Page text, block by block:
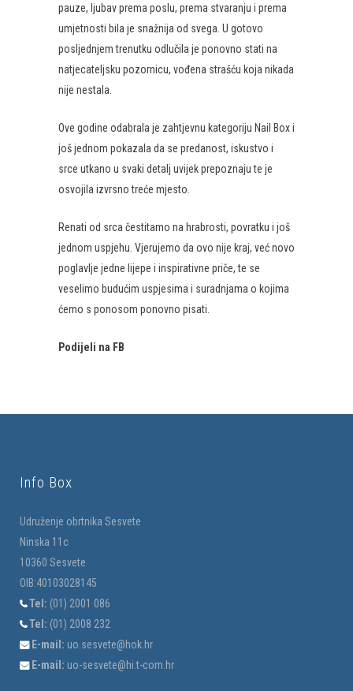
pauze, ljubav prema poslu, prema stvaranju i prema
umjetnosti bila je snažnija od svega. U gotovo
posljednjem trenutku odlučila je ponovno stati na
natjecateljsku pozornicu, vođena strašću koja nikada
nije nestala.
Ove godine odabrala je zahtjevnu kategoriju Nail Box i
još jednom pokazala da se predanost, iskustvo i
srce utkano u svaki detalj uvijek prepoznaju te je
osvojila izvrsno treće mjesto.
Renati od srca čestitamo na hrabrosti, povratku i još
jednom uspjehu. Vjerujemo da ovo nije kraj, već novo
poglavlje jedne lijepe i inspirativne priče, te se
veselimo budućim uspjesima i suradnjama o kojima
ćemo s ponosom ponovno pisati.
Podijeli na FB
Info Box
Udruženje obrtnika Sesvete
Ninska 11c
10360 Sesvete
OIB:40103028145
Tel: (01) 2001 086
Tel: (01) 2008 232
E-mail: uo.sesvete@hok.hr
E-mail: uo-sesvete@hi.t-com.hr